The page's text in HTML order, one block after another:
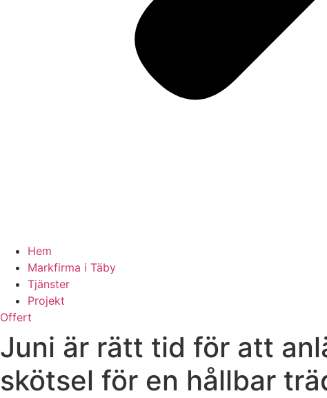
Hem
Markfirma i Täby
Tjänster
Projekt
Offert
Juni är rätt tid för att
skötsel för en hållbar